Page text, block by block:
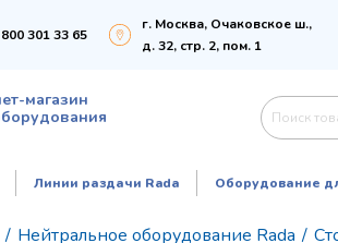
301 33 65
г. Москва, Очаковское ш.,
д. 32, стр. 2, пом. 1
магазин
Линии раздачи Rada Оборудование
/ Нейтральное оборудование Rada /